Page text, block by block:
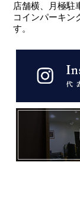
店舗横、月極駐
コインパーキン
す。